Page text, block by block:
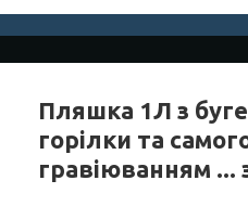
Пляшка 1Л з
горілки та
гравіюванням ...